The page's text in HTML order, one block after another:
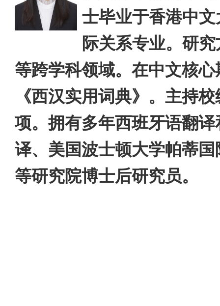
士毕业于香港中
际关系专业。研
等跨学科领域。在中文核
《西汉实用词典》。主持
项。拥有多年西班牙语翻
译、美国波士顿大学帕蒂
等研究院博士后研究员。